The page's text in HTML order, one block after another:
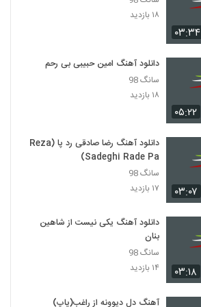
دانلود آهنگ اینم یه تقدیره از سقا مسلمی
Masoud Zeynalpour Zadi Pas
دانلود آهنگ دلهره از سیامک مدرسی
Kazemi Talaf)
۲۳۲ بازدید
دانلود آهنگ جدید و زیبای علیرضا عبدی با نام
Farid Nazari Nisti Amma
۰۳:۳۴
۱۸ بازدید
۰۵:۲۲
دانلود آهنگ امین حبیبی بی رحم
سانگ 98
۱۸ بازدید
۰۳:۰۷
دانلود آهنگ رضا صادقی رد پا (Reza
Sadeghi Rade Pa)
سانگ 98
۱۷ بازدید
۰۳:۱۸
دانلود آهنگ یکی نیست از شاهین
بنان
سانگ 98
۱۴ بازدید
آهنگ دل دیوونه از راغب(پاپ)